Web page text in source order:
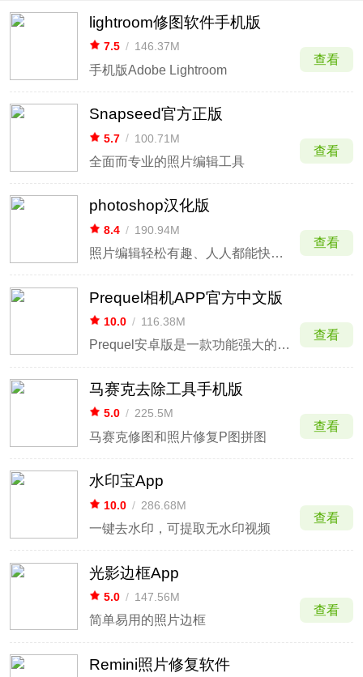
lightroom修图软件手机版
7.5 / 146.37M
手机版Adobe Lightroom
查看
Snapseed官方正版
5.7 / 100.71M
全面而专业的照片编辑工具
查看
photoshop汉化版
8.4 / 190.94M
照片编辑轻松有趣、人人都能快速上手
查看
Prequel相机APP官方中文版
10.0 / 116.38M
Prequel安卓版是一款功能强大的摄影编辑美化软件，无论是美容功能、特效还是贴纸，其风格都非常突出，你可以随时在这里拍更多好看的照片，您可以自由切换布局，添加各种文字和特效。
查看
马赛克去除工具手机版
5.0 / 225.5M
马赛克修图和照片修复P图拼图
查看
水印宝App
10.0 / 286.68M
一键去水印，可提取无水印视频
查看
光影边框App
5.0 / 147.56M
简单易用的照片边框
查看
Remini照片修复软件